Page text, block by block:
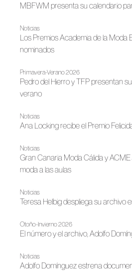
MBFWM presenta su calendario
Noticias
Los Premios Academia de la Moda
nominados
Primavera-Verano 2026
Pedro del Hierro y TFP presentan
verano
Noticias
Ana Locking recibe el Premio
Noticias
Gran Canaria Moda Cálida y
moda a las aulas
Noticias
Teresa Helbig despliega su archivo
Otoño-Invierno 2026
El número y el archivo, Adolfo
Noticias
Adolfo Domínguez estrena